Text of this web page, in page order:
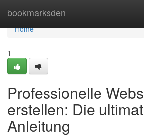
bookmarksden
Home
Home
1
Professionelle
erstellen: Die
Anleitung